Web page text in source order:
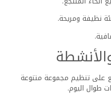
ليتل فينيس جولف تجربة
وتنوع الخيارات.
الغذائية، بدءًا من
مع التركيز على الجودة
في منتجع جاز